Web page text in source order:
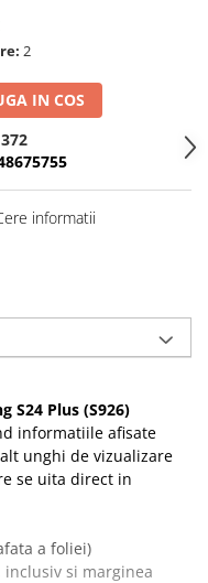
2
IN COS
informatii
S24 Plus (S926)
informatiile afisate
unghi de vizualizare
se uita direct in
a foliei)
inclusiv si marginea